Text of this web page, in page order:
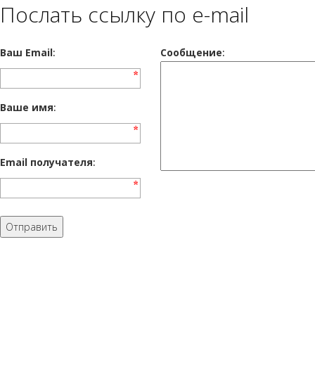
Послать ссылку по e-mail
Ваш Email: Cообщение:
Ваше имя:
Email получателя: